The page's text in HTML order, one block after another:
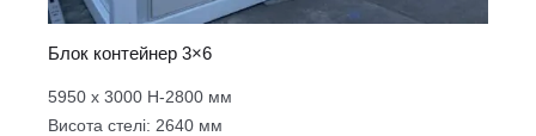
Блок контейнер 3×6
5950 х 3000 Н-2800 мм
Висота стелі: 2640 мм